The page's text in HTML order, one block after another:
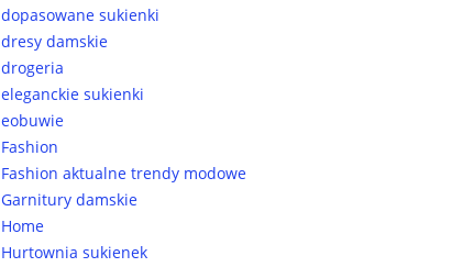
dopasowane sukienki
dresy damskie
drogeria
eleganckie sukienki
eobuwie
Fashion
Fashion aktualne trendy modowe
Garnitury damskie
Home
Hurtownia sukienek